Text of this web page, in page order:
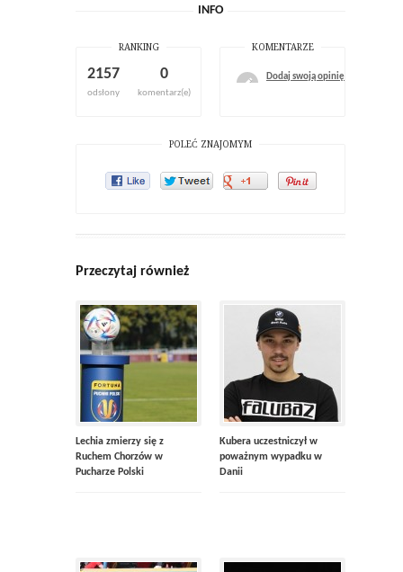
INFO
RANKING
2157
odsłony
0
komentarz(e)
KOMENTARZE
Dodaj swoją opinię
POLEĆ ZNAJOMYM
Przeczytaj również
Lechia zmierzy się z
Ruchem Chorzów w
Pucharze Polski
Kubera uczestniczył w
poważnym wypadku w
Danii